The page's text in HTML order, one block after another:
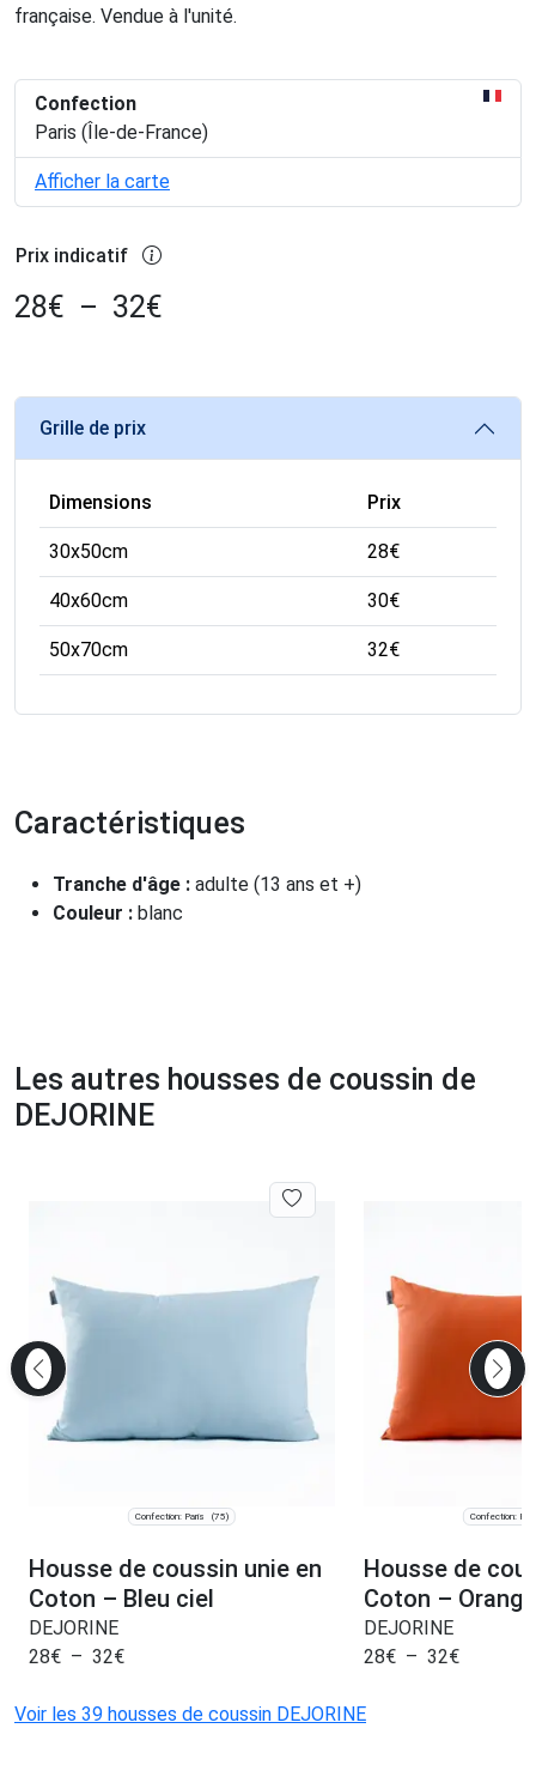
française. Vendue à l'unité.
Confection
Paris (Île-de-France)
Afficher la carte
Prix indicatif
28€ – 32€
Grille de prix
Dimensions Prix
30x50cm 28€
40x60cm 30€
50x70cm 32€
Caractéristiques
Tranche d'âge : adulte (13 ans et +)
Couleur : blanc
Les autres housses de coussin de
DEJORINE
Confection: Paris (75)
Housse de coussin unie en
Coton – Bleu ciel
DEJORINE
28€ – 32€
Confection:
Housse de
Coton – Orange
DEJORINE
28€ – 32€
Voir les 39 housses de coussin DEJORINE